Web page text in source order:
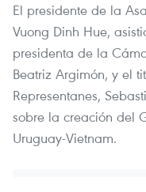
El presidente de la
Vuong Dinh Hue,
presidenta de la
Beatriz Argimón, y el
Representanes,
sobre la creación del
Uruguay-Vietnam.